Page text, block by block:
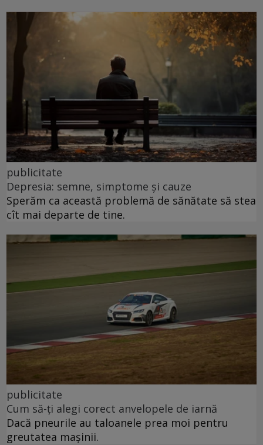
publicitate
Depresia: semne, simptome și cauze
Sperăm ca această problemă de sănătate să stea
cît mai departe de tine.
publicitate
Cum să-ți alegi corect anvelopele de iarnă
Dacă pneurile au taloanele prea moi pentru
greutatea mașinii.